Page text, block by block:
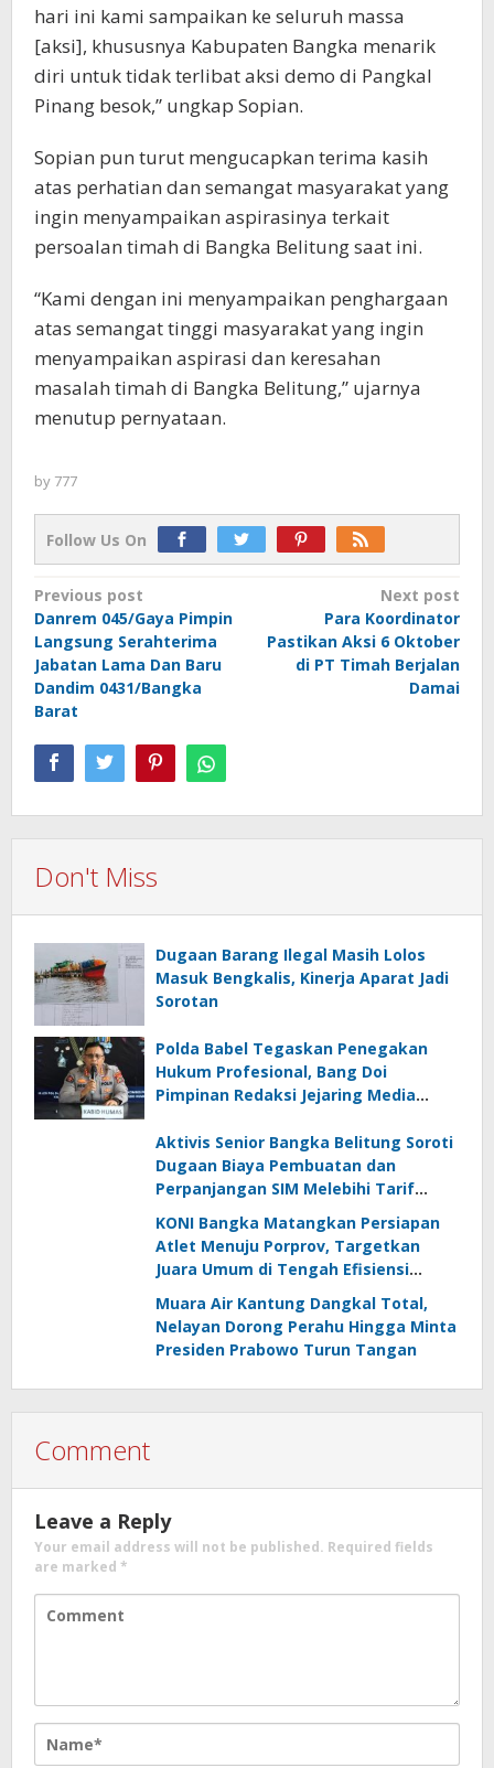
hari ini kami sampaikan ke seluruh massa
[aksi], khususnya Kabupaten Bangka menarik
diri untuk tidak terlibat aksi demo di Pangkal
Pinang besok,” ungkap Sopian.
Sopian pun turut mengucapkan terima kasih
atas perhatian dan semangat masyarakat yang
ingin menyampaikan aspirasinya terkait
persoalan timah di Bangka Belitung saat ini.
“Kami dengan ini menyampaikan penghargaan
atas semangat tinggi masyarakat yang ingin
menyampaikan aspirasi dan keresahan
masalah timah di Bangka Belitung,” ujarnya
menutup pernyataan.
by 777
Follow Us On
Post
navigation
Previous post
Danrem 045/Gaya Pimpin
Langsung Serahterima
Jabatan Lama Dan Baru
Dandim 0431/Bangka
Barat
Next post
Para Koordinator
Pastikan Aksi 6 Oktober
di PT Timah Berjalan
Damai
Don't Miss
Dugaan Barang Ilegal Masih Lolos
Masuk Bengkalis, Kinerja Aparat Jadi
Sorotan
Polda Babel Tegaskan Penegakan
Hukum Profesional, Bang Doi
Pimpinan Redaksi Jejaring Media
Panggilan
Aktivis Senior Bangka Belitung Soroti
Dugaan Biaya Pembuatan dan
Perpanjangan SIM Melebihi Tarif
Tanggapan
KONI Bangka Matangkan Persiapan
Atlet Menuju Porprov, Targetkan
Juara Umum di Tengah Efisiensi
Muara Air Kantung Dangkal Total,
Nelayan Dorong Perahu Hingga Minta
Presiden Prabowo Turun Tangan
Comment
Leave a Reply
Your email address will not be published. Required fields
are marked *